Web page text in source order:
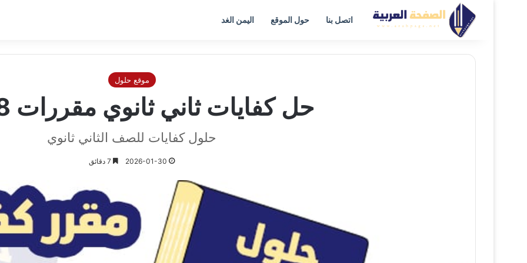
اتصل بنا حول الموقع اليمن الغد
موقع حلول
حل كفايات ثاني ثانوي مقررات 1448
حلول كفايات للصف الثاني ثانوي
2026-01-30